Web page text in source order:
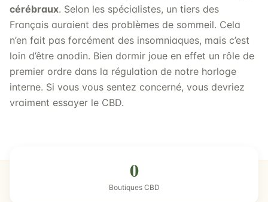
cérébraux. Selon les spécialistes, un tiers des
Français auraient des problèmes de sommeil. Cela
n’en fait pas forcément des insomniaques, mais c’est
loin d’être anodin. Bien dormir joue en effet un rôle de
premier ordre dans la régulation de notre horloge
interne. Si vous vous sentez concerné, vous devriez
vraiment essayer le CBD.
0
Boutiques CBD